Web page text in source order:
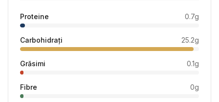
Proteine 0.7g
Carbohidrați 25.2g
Grăsimi 0.1g
Fibre 0g